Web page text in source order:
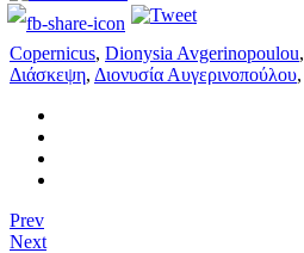
Copernicus, Dionysia Avgerinopoulou,
Διάσκεψη, Διονυσία Αυγερινοπούλου,
Prev
Next